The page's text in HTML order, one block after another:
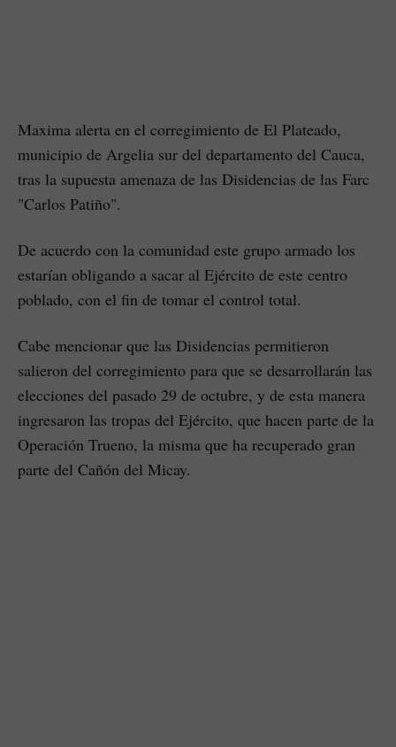
Maxima alerta en el corregimiento de El Plateado,
municipio de Argelia sur del departamento del Cauca,
tras la supuesta amenaza de las Disidencias de las Farc
"Carlos Patiño".
De acuerdo con la comunidad este grupo armado los
estarían obligando a sacar al Ejército de este centro
poblado, con el fin de tomar el control total.
Cabe mencionar que las Disidencias permitieron
salieron del corregimiento para que se desarrollarán las
elecciones del pasado 29 de octubre, y de esta manera
ingresaron las tropas del Ejército, que hacen parte de la
Operación Trueno, la misma que ha recuperado gran
parte del Cañón del Micay.